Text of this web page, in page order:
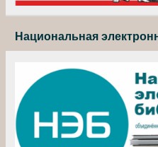
Национальная